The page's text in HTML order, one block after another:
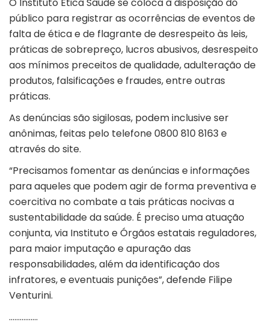
O Instituto Ética Saúde se coloca à disposição do
público para registrar as ocorrências de eventos de
falta de ética e de flagrante de desrespeito às leis,
práticas de sobrepreço, lucros abusivos, desrespeito
aos mínimos preceitos de qualidade, adulteração de
produtos, falsificações e fraudes, entre outras
práticas.
As denúncias são sigilosas, podem inclusive ser
anônimas, feitas pelo telefone 0800 810 8163 e
através do site.
“Precisamos fomentar as denúncias e informações
para aqueles que podem agir de forma preventiva e
coercitiva no combate a tais práticas nocivas a
sustentabilidade da saúde. É preciso uma atuação
conjunta, via Instituto e Órgãos estatais reguladores,
para maior imputação e apuração das
responsabilidades, além da identificação dos
infratores, e eventuais punições”, defende Filipe
Venturini.
…………….